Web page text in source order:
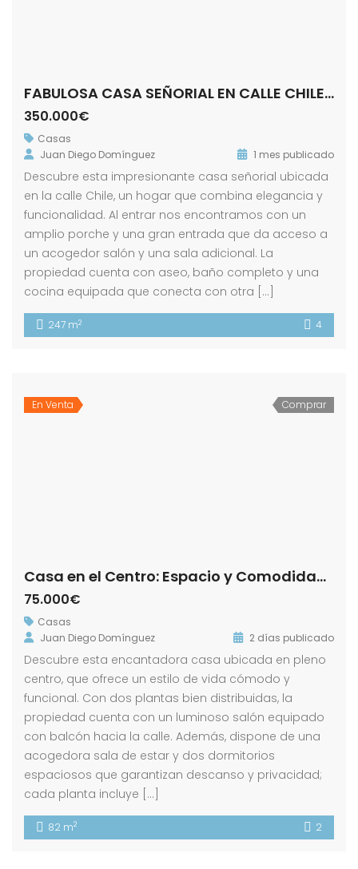
FABULOSA CASA SEÑORIAL EN CALLE CHILE! ZONA ALAMEDA.
350.000€
Casas
Juan Diego Domínguez
1 mes publicado
Descubre esta impresionante casa señorial ubicada
en la calle Chile, un hogar que combina elegancia y
funcionalidad. Al entrar nos encontramos con un
amplio porche y una gran entrada que da acceso a
un acogedor salón y una sala adicional. La
propiedad cuenta con aseo, baño completo y una
cocina equipada que conecta con otra […]
247 m2 4
En Venta Comprar
Casa en el Centro: Espacio y Comodidad en Dos Plantas! Calle Cuesta Portillo !
75.000€
Casas
Juan Diego Domínguez
2 días publicado
Descubre esta encantadora casa ubicada en pleno
centro, que ofrece un estilo de vida cómodo y
funcional. Con dos plantas bien distribuidas, la
propiedad cuenta con un luminoso salón equipado
con balcón hacia la calle. Además, dispone de una
acogedora sala de estar y dos dormitorios
espaciosos que garantizan descanso y privacidad;
cada planta incluye […]
82 m2 2